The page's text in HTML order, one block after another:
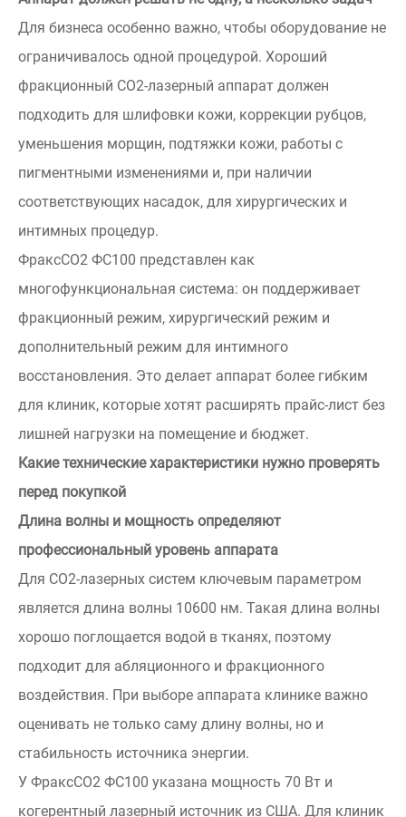
Для бизнеса особенно важно, чтобы оборудование не
ограничивалось одной процедурой. Хороший
фракционный СО2-лазерный аппарат должен
подходить для шлифовки кожи, коррекции рубцов,
уменьшения морщин, подтяжки кожи, работы с
пигментными изменениями и, при наличии
соответствующих насадок, для хирургических и
интимных процедур.
ФраксСО2 ФС100 представлен как
многофункциональная система: он поддерживает
фракционный режим, хирургический режим и
дополнительный режим для интимного
восстановления. Это делает аппарат более гибким
для клиник, которые хотят расширять прайс-лист без
лишней нагрузки на помещение и бюджет.
Какие технические характеристики нужно проверять
перед покупкой
Длина волны и мощность определяют
профессиональный уровень аппарата
Для СО2-лазерных систем ключевым параметром
является длина волны 10600 нм. Такая длина волны
хорошо поглощается водой в тканях, поэтому
подходит для абляционного и фракционного
воздействия. При выборе аппарата клинике важно
оценивать не только саму длину волны, но и
стабильность источника энергии.
У ФраксСО2 ФС100 указана мощность 70 Вт и
когерентный лазерный источник из США. Для клиник